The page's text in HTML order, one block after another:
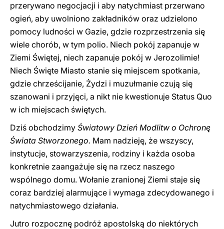
przerywano negocjacji i aby natychmiast przerwano
ogień, aby uwolniono zakładników oraz udzielono
pomocy ludności w Gazie, gdzie rozprzestrzenia się
wiele chorób, w tym polio. Niech pokój zapanuje w
Ziemi Świętej, niech zapanuje pokój w Jerozolimie!
Niech Święte Miasto stanie się miejscem spotkania,
gdzie chrześcijanie, Żydzi i muzułmanie czują się
szanowani i przyjęci, a nikt nie kwestionuje Status Quo
w ich miejscach świętych.
Dziś obchodzimy Światowy Dzień Modlitw o Ochronę
Świata Stworzonego. Mam nadzieję, że wszyscy,
instytucje, stowarzyszenia, rodziny i każda osoba
konkretnie zaangażuje się na rzecz naszego
wspólnego domu. Wołanie zranionej Ziemi staje się
coraz bardziej alarmujące i wymaga zdecydowanego i
natychmiastowego działania.
Jutro rozpocznę podróż apostolską do niektórych